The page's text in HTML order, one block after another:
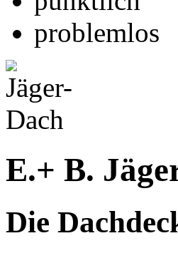
problemlos
E.+ B.
Die